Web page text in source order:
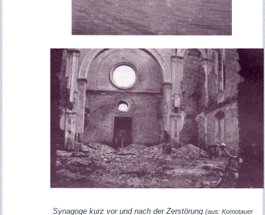
Synagoge kurz vor und nach der Zerstörung (aus: Komotauer